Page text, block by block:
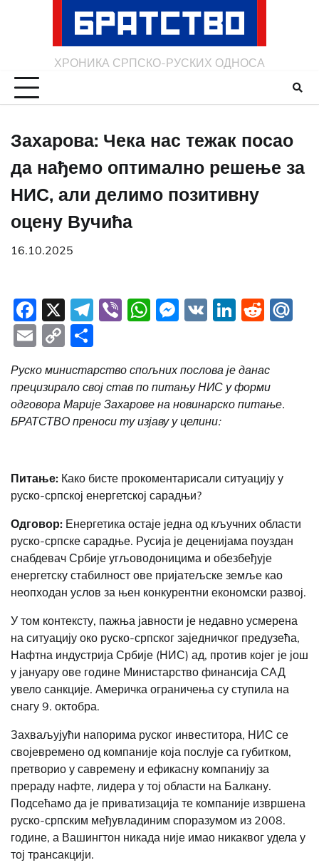
ХРОНИКА СРПСКО-РУСКИХ ОДНОСА
Захарова: Чека нас тежак посао
да нађемо оптимално решење за
НИС, али делимо позитивну
оцену Вучића
16.10.2025
Facebook
X Telegram
ViberWhatsApp
Messenger
VK
Email
Copy
Руско министарство спољних послова је данас
прецизирало свој став по питању НИС у форми
одговора Марије Захарове на новинарско питање.
БРАТСТВО преноси ту изјаву у целини:
Питање: Како бисте прокоментарисали ситуацију у
руско-српској енергетској сарадњи?
Одговор: Енергетика остаје једна од кључних области
руско-српске сарадње. Русија је деценијама поуздан
снабдевач Србије угљоводоницима и обезбеђује
енергетску стабилност ове пријатељске земље као
неопходан услов за њен конкурентни економски развој.
У том контексту, пажња јавности је недавно усмерена
на ситуацију око руско-српског заједничког предузећа,
Нафтна индустрија Србије (НИС) ад, против којег је још
у јануару ове године Министарство финансија САД
увело санкције. Америчка ограничења су ступила на
снагу 9. октобра.
Захваљујући напорима руског инвеститора, НИС се
својевремено од компаније која послује са губитком,
претворио у савремену и ефикасну компанију за
прераду нафте, лидера у тој области на Балкану.
Подсећамо да је приватизација те компаније извршена
руско-српским међувладиним споразумом из 2008.
године, а Вашингтон никада није имао никаквог удела у
тој трансакцији.